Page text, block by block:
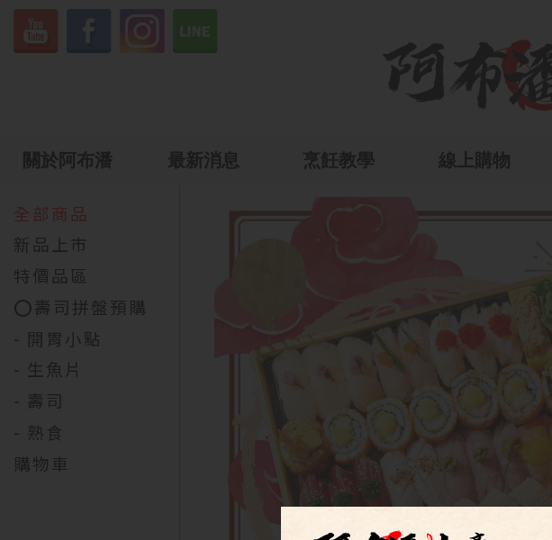
關於阿布潘 最新消息 烹飪教學 線上購物
全部商品
新品上市
特價品區
⭕壽司拼盤預購
- 開胃小點
- 生魚片
- 壽司
- 熟食
購物車